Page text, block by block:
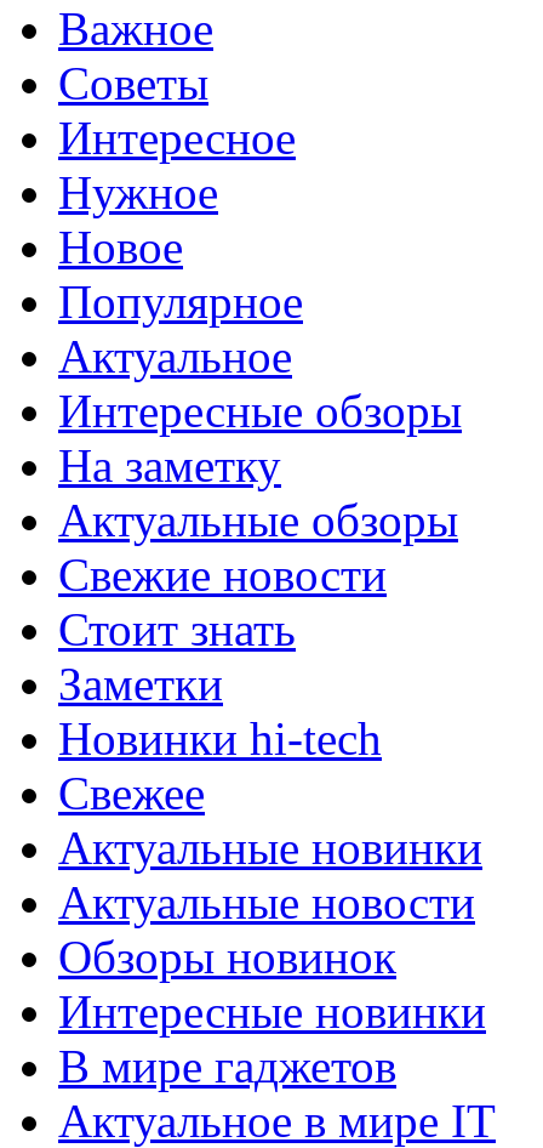
Важное
Советы
Интересное
Нужное
Новое
Популярное
Актуальное
Интересные обзоры
На заметку
Актуальные обзоры
Свежие новости
Стоит знать
Заметки
Новинки hi-tech
Свежее
Актуальные новинки
Актуальные новости
Обзоры новинок
Интересные новинки
В мире гаджетов
Актуальное в мире IT